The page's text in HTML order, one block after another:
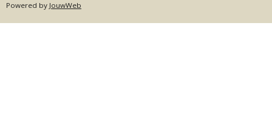
Powered by JouwWeb